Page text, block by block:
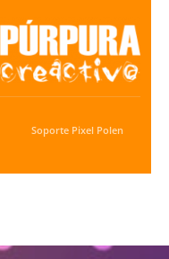
Soporte Pixel Polen